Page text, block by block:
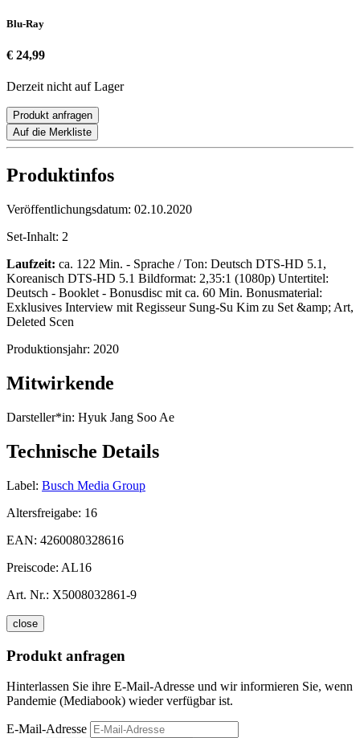
Blu-Ray
€ 24,99
Derzeit nicht auf Lager
Produkt anfragen
Auf die Merkliste
Produktinfos
Veröffentlichungsdatum: 02.10.2020
Set-Inhalt: 2
Laufzeit: ca. 122 Min. - Sprache / Ton: Deutsch DTS-HD 5.1,
Koreanisch DTS-HD 5.1 Bildformat: 2,35:1 (1080p) Untertitel:
Deutsch - Booklet - Bonusdisc mit ca. 60 Min. Bonusmaterial:
Exklusives Interview mit Regisseur Sung-Su Kim zu Set &amp; Art,
Deleted Scen
Produktionsjahr: 2020
Mitwirkende
Darsteller*in: Hyuk Jang Soo Ae
Technische Details
Label: Busch Media Group
Altersfreigabe: 16
EAN: 4260080328616
Preiscode: AL16
Art. Nr.: X5008032861-9
close
Produkt anfragen
Hinterlassen Sie ihre E-Mail-Adresse und wir informieren Sie, wenn
Pandemie (Mediabook) wieder verfügbar ist.
E-Mail-Adresse